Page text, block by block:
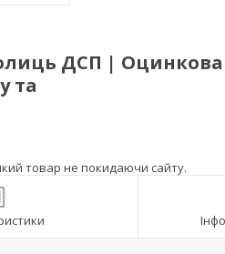
ДСП |
та
товар не покидаючи сайту.